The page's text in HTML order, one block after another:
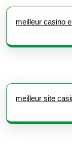
meilleur casino
meilleur site